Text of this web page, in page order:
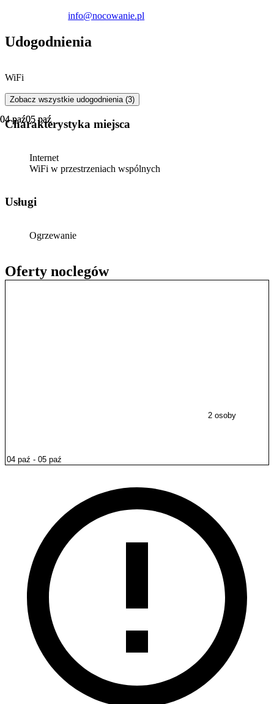
info@nocowanie.pl
04 paź05 paź
Oferty noclegów
04 paź05 paź
2 osoby
Udogodnienia
WiFi
Zobacz wszystkie udogodnienia (3)
Charakterystyka miejsca
Internet
WiFi w przestrzeniach wspólnych
Usługi
Ogrzewanie